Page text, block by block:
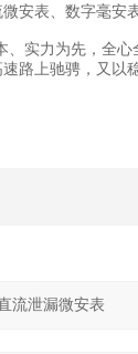
安表、数字毫安
、实力为先，全
路上驰骋，又